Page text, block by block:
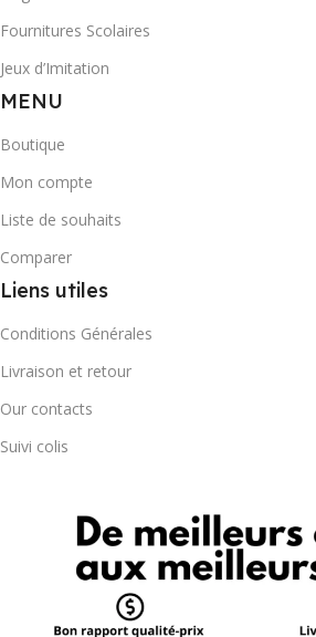
Fournitures Scolaires
Jeux d’Imitation
MENU
Boutique
Mon compte
Liste de souhaits
Comparer
Liens utiles
Conditions Générales
Livraison et retour
Our contacts
Suivi colis